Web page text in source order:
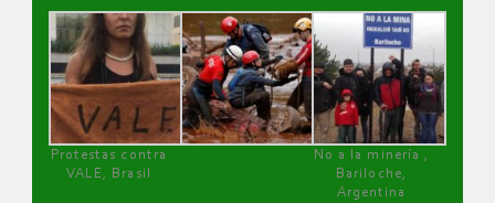
Protestas contra
VALE, Brasil
No a la minería ,
Bariloche,
Argentina